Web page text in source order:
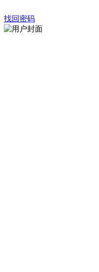
找回密码